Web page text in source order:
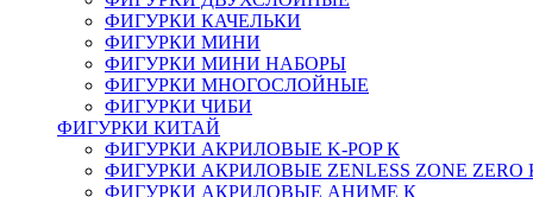
ФИГУРКИ КАЧЕЛЬКИ
ФИГУРКИ МИНИ
ФИГУРКИ МИНИ НАБОРЫ
ФИГУРКИ МНОГОСЛОЙНЫЕ
ФИГУРКИ ЧИБИ
ФИГУРКИ КИТАЙ
ФИГУРКИ АКРИЛОВЫЕ K-POP К
ФИГУРКИ АКРИЛОВЫЕ ZENLESS ZONE ZERO
ФИГУРКИ АКРИЛОВЫЕ АНИМЕ К